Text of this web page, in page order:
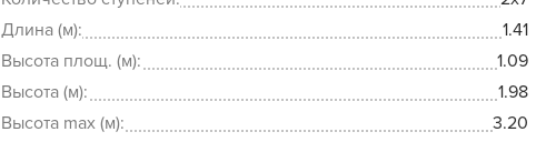
Длина (м):
1.41
Высота площ. (м):
1.09
Высота (м):
1.98
Высота max (м):
3.20